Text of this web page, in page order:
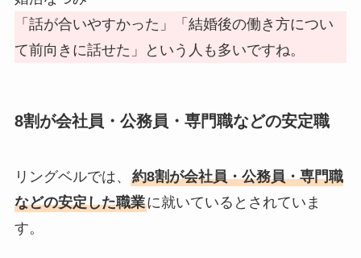
「話が合いやすかった」「結婚後の働き方につい
て前向きに話せた」という人も多いですね。
8割が会社員・公務員・専門職などの安定職
リングベルでは、 約8割が会社員・公務員・専門職
などの安定した職業に就いているとされていま
す。